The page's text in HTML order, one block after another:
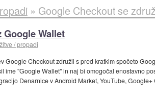
» Google Checkout se
Wallet
/ propadi
Google Checkout združil s pred kratkim spočeto
ime "Google Wallet" in naj bi omogočal enostavno
Denarnice v Android Market, YouTube,